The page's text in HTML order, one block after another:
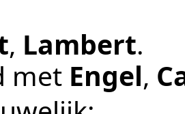
, Lambert.
met Engel,